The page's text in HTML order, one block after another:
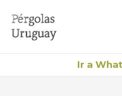
contenido
Ir a